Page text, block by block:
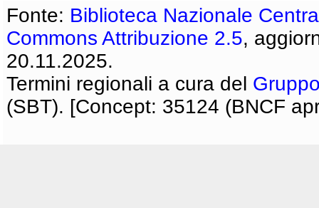
Fonte: Biblioteca Nazionale
Commons Attribuzione 2.5,
20.11.2025.
Termini regionali a cura del
(SBT). [Concept: 35124 (BNCF